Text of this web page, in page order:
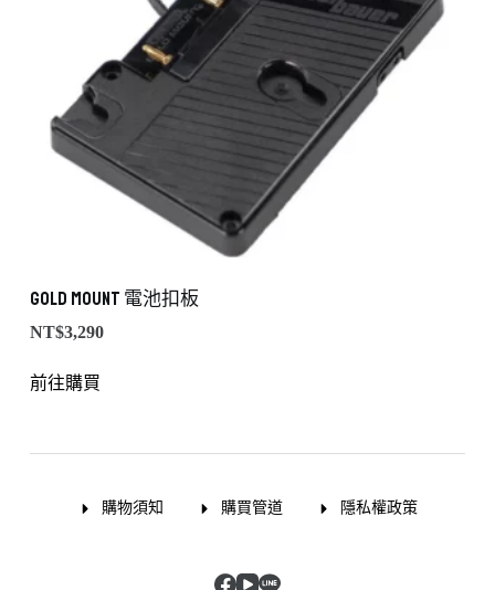
Gold Mount 電池扣板
NT$3,290
前往購買
購物須知 購買管道 隱私權政策